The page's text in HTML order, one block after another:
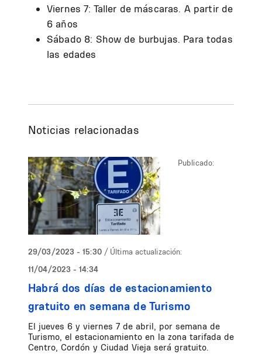
Viernes 7: Taller de máscaras. A partir de
6 años
Sábado 8: Show de burbujas. Para todas
las edades
Noticias relacionadas
Publicado:
29/03/2023 - 15:30 / Última actualización:
11/04/2023 - 14:34
Habrá dos días de estacionamiento
gratuito en semana de Turismo
El jueves 6 y viernes 7 de abril, por semana de
Turismo, el estacionamiento en la zona tarifada de
Centro, Cordón y Ciudad Vieja será gratuito.